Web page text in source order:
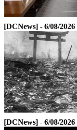
[DCNews] - 6/08/2026
[DCNews] - 6/08/2026